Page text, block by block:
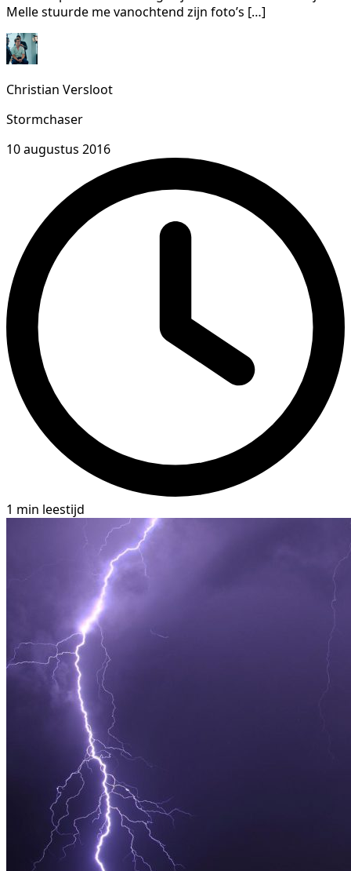
Melle stuurde me vanochtend zijn foto’s […]
Christian Versloot
Stormchaser
10 augustus 2016
1 min leestijd